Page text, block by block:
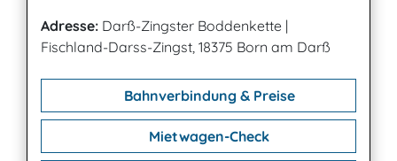
Adresse: Darß-Zingster Boddenkette |
Fischland-Darss-Zingst, 18375 Born am Darß
Bahnverbindung & Preise
Mietwagen-Check